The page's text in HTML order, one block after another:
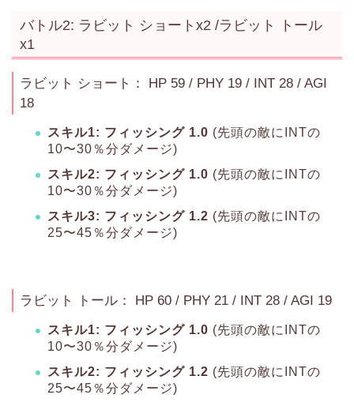
バトル2: ラビット ショートx2 /ラビット トール
x1
ラビット ショート： HP 59 / PHY 19 / INT 28 / AGI
18
スキル1: フィッシング 1.0 (先頭の敵にINTの
10〜30％分ダメージ)
スキル2: フィッシング 1.0 (先頭の敵にINTの
10〜30％分ダメージ)
スキル3: フィッシング 1.2 (先頭の敵にINTの
25〜45％分ダメージ)
ラビット トール： HP 60 / PHY 21 / INT 28 / AGI 19
スキル1: フィッシング 1.0 (先頭の敵にINTの
10〜30％分ダメージ)
スキル2: フィッシング 1.2 (先頭の敵にINTの
25〜45％分ダメージ)